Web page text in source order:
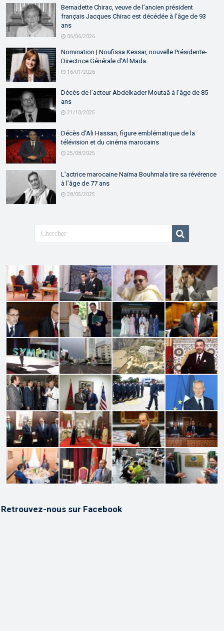
Bernadette Chirac, veuve de l’ancien président
français Jacques Chirac est décédée à l’âge de 93
ans
06/06/2026
Nomination | Noufissa Kessar, nouvelle Présidente-
Directrice Générale d’Al Mada
16/01/2026
Décès de l’acteur Abdelkader Moutaâ à l’âge de 85
ans
21/10/2025
Décès d’Ali Hassan, figure emblématique de la
télévision et du cinéma marocains
25/08/2025
L’actrice marocaine Naïma Bouhmala tire sa révérence
à l’âge de 77 ans
28/05/2025
Retrouvez-nous sur Facebook